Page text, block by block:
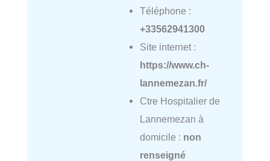
Téléphone :
+33562941300
Site internet :
https://www.ch-
lannemezan.fr/
Ctre Hospitalier de
Lannemezan à
domicile : non
renseigné